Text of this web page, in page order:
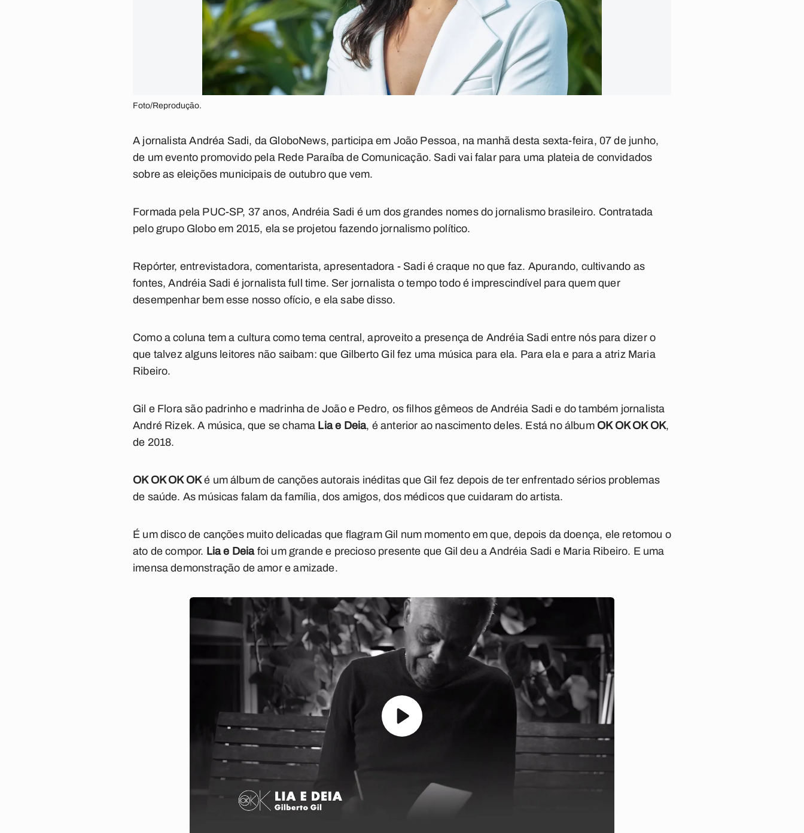
Foto/Reprodução.
A jornalista Andréa Sadi, da GloboNews, participa em João Pessoa, na manhã desta sexta-feira, 07 de junho,
de um evento promovido pela Rede Paraíba de Comunicação. Sadi vai falar para uma plateia de convidados
sobre as eleições municipais de outubro que vem.
Formada pela PUC-SP, 37 anos, Andréia Sadi é um dos grandes nomes do jornalismo brasileiro. Contratada
pelo grupo Globo em 2015, ela se projetou fazendo jornalismo político.
Repórter, entrevistadora, comentarista, apresentadora - Sadi é craque no que faz. Apurando, cultivando as
fontes, Andréia Sadi é jornalista full time. Ser jornalista o tempo todo é imprescindível para quem quer
desempenhar bem esse nosso ofício, e ela sabe disso.
Como a coluna tem a cultura como tema central, aproveito a presença de Andréia Sadi entre nós para dizer o
que talvez alguns leitores não saibam: que Gilberto Gil fez uma música para ela. Para ela e para a atriz Maria
Ribeiro.
Gil e Flora são padrinho e madrinha de João e Pedro, os filhos gêmeos de Andréia Sadi e do também jornalista
André Rizek. A música, que se chama Lia e Deia, é anterior ao nascimento deles. Está no álbum OK OK OK OK,
de 2018.
OK OK OK OKé um álbum de canções autorais inéditas que Gil fez depois de ter enfrentado sérios problemas
de saúde. As músicas falam da família, dos amigos, dos médicos que cuidaram do artista.
É um disco de canções muito delicadas que flagram Gil num momento em que, depois da doença, ele retomou o
ato de compor. Lia e Deiafoi um grande e precioso presente que Gil deu a Andréia Sadi e Maria Ribeiro. E uma
imensa demonstração de amor e amizade.